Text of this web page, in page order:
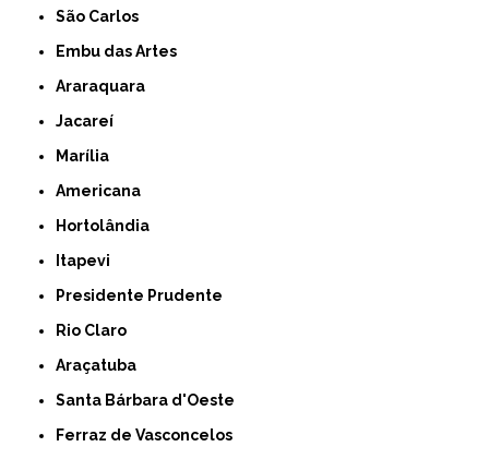
São Carlos
Embu das Artes
Araraquara
Jacareí
Marília
Americana
Hortolândia
Itapevi
Presidente Prudente
Rio Claro
Araçatuba
Santa Bárbara d'Oeste
Ferraz de Vasconcelos